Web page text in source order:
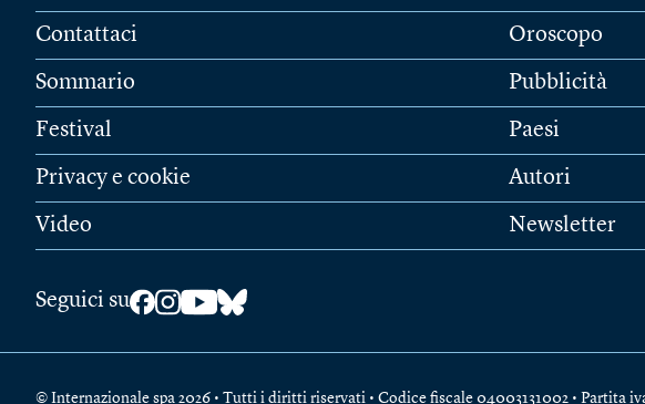
Contattaci
Sommario
Festival
Privacy e cookie
Video
Oroscopo
Pubblicità
Paesi
Autori
Newsletter
Seguici su
© Internazionale spa 2026 • Tutti i diritti riservati • Codice fiscale 04003131002 • Partita